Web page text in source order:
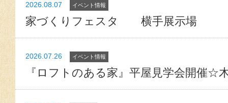
2026.08.07 イベント情報
家づくりフェスタ 横手展示場
2026.07.26 イベント情報
『ロフトのある家』平屋見学会開催☆